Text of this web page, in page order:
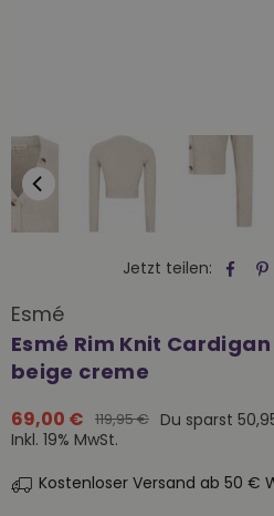
Jetzt teilen:
Esmé
Esmé Rim Knit
beige creme
Normaler
Preis
69,00 € 119,95 € Du sparst
Inkl. 19% MwSt.
Kostenloser Versand ab 50 €